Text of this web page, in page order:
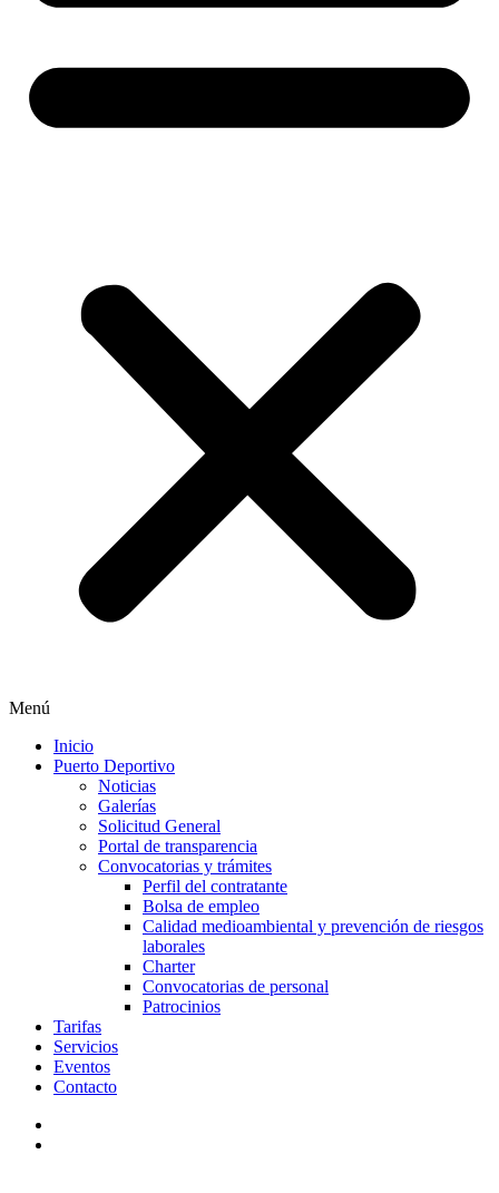
Menú
Inicio
Puerto Deportivo
Noticias
Galerías
Solicitud General
Portal de transparencia
Convocatorias y trámites
Perfil del contratante
Bolsa de empleo
Calidad medioambiental y prevención de riesgos
laborales
Charter
Convocatorias de personal
Patrocinios
Tarifas
Servicios
Eventos
Contacto